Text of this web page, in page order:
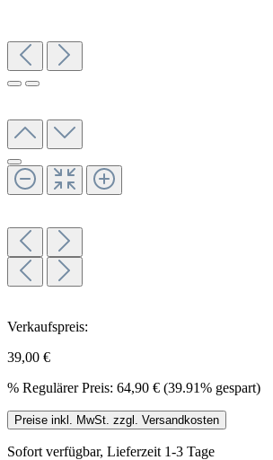
Verkaufspreis:
39,00 €
% Regulärer Preis: 64,90 € (39.91% gespart)
Preise inkl. MwSt. zzgl. Versandkosten
Sofort verfügbar, Lieferzeit 1-3 Tage